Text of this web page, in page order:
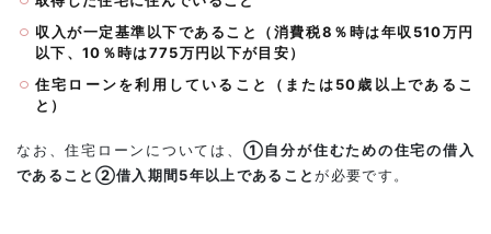
額
3.0.0.2
持分割合
4
象
と
な
収入が一定基準以下であること（消費税8％時は年収510万円
以下、10％時は775万円以下が目安）
住宅ローンを利用していること（または50歳以上であるこ
と）
なお、住宅ローンについては、 ①自分が住むための住宅の借入
であること②借入期間5年以上であることが必要です。